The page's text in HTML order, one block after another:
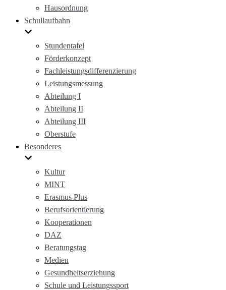
Hausordnung
Schullaufbahn
Stundentafel
Förderkonzept
Fachleistungsdifferenzierung
Leistungsmessung
Abteilung I
Abteilung II
Abteilung III
Oberstufe
Besonderes
Kultur
MINT
Erasmus Plus
Berufsorientierung
Kooperationen
DAZ
Beratungstag
Medien
Gesundheitserziehung
Schule und Leistungssport